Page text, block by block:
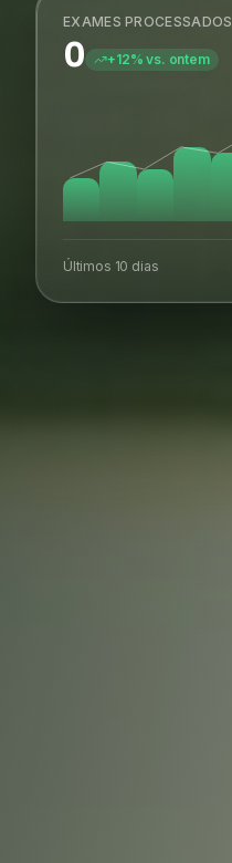
EXAMES PROCESSADOS
0 +12% vs. ontem
Últimos 10 dias